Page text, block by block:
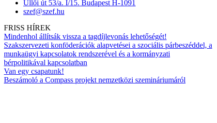
Üllői út 53/a. I/15. Budapest H-1091
szef@szef.hu
FRISS HÍREK
Mindenhol állítsák vissza a tagdíjlevonás lehetőségét!
Szakszervezeti konföderációk alapvetései a szociális párbeszéddel, a
munkaügyi kapcsolatok rendszerével és a kormányzati
bérpolitikával kapcsolatban
Van egy csapatunk!
Beszámoló a Compass projekt nemzetközi szemináriumáról